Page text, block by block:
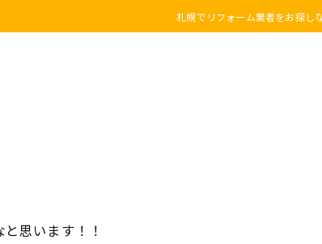
札幌でリフォーム業者をお探し
思います！！